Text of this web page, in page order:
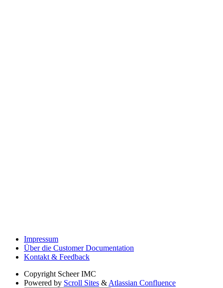
Impressum
Über die Customer Documentation
Kontakt & Feedback
Copyright Scheer IMC
Powered by Scroll Sites & Atlassian Confluence